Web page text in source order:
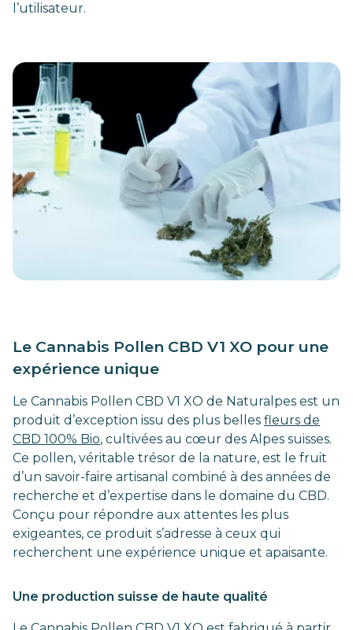
l’utilisateur.
Le Cannabis Pollen CBD V1 XO pour une
expérience unique
Le Cannabis Pollen CBD V1 XO de Naturalpes est un
produit d’exception issu des plus belles fleurs de
CBD 100% Bio, cultivées au cœur des Alpes suisses.
Ce pollen, véritable trésor de la nature, est le fruit
d’un savoir-faire artisanal combiné à des années de
recherche et d’expertise dans le domaine du CBD.
Conçu pour répondre aux attentes les plus
exigeantes, ce produit s’adresse à ceux qui
recherchent une expérience unique et apaisante.
Une production suisse de haute qualité